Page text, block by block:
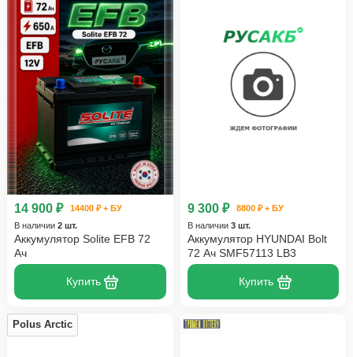
14 900 ₽
14400 ₽ + БУ
В наличии 2 шт.
Аккумулятор Solite EFB 72
Ач
Купить
9 300 ₽
8800 ₽ + БУ
В наличии 3 шт.
Аккумулятор HYUNDAI Bolt
72 Ач SMF57113 LB3
Купить
Polus Arctic